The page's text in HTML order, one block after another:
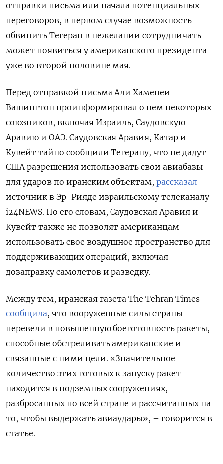
отправки письма или начала потенциальных
переговоров, в первом случае возможность
обвинить Тегеран в нежелании сотрудничать
может появиться у американского президента
уже во второй половине мая.
Перед отправкой письма Али Хаменеи
Вашингтон проинформировал о нем некоторых
союзников, включая Израиль, Саудовскую
Аравию и ОАЭ. Саудовская Аравия, Катар и
Кувейт тайно сообщили Тегерану, что не дадут
США разрешения использовать свои авиабазы
для ударов по иранским объектам, рассказал
источник в Эр-Рияде израильскому телеканалу
i24NEWS. По его словам, Саудовская Аравия и
Кувейт также не позволят американцам
использовать свое воздушное пространство для
поддерживающих операций, включая
дозаправку самолетов и разведку.
Между тем, иранская газета The Tehran Times
сообщила, что вооруженные силы страны
перевели в повышенную боеготовность ракеты,
способные обстреливать американские и
связанные с ними цели. «Значительное
количество этих готовых к запуску ракет
находится в подземных сооружениях,
разбросанных по всей стране и рассчитанных на
то, чтобы выдержать авиаудары», – говорится в
статье.